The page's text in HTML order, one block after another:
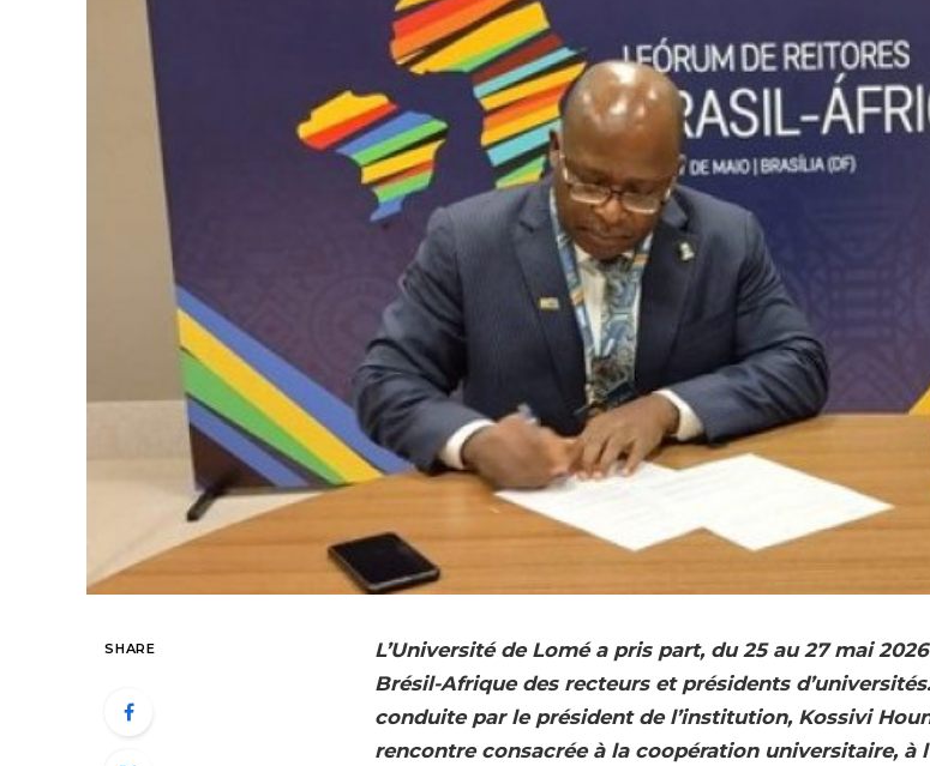
SHARE
L’Université de Lomé a pris part, du 25 au 27 mai
Brésil-Afrique des recteurs et présidents
conduite par le président de l’institution, Kossivi
rencontre consacrée à la coopération universitaire, à